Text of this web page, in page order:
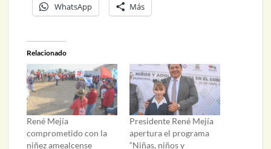
WhatsApp Más
Relacionado
René Mejía
comprometido con la
niñez amealcense
Presidente René Mejía
apertura el programa
“Niñas, niños y